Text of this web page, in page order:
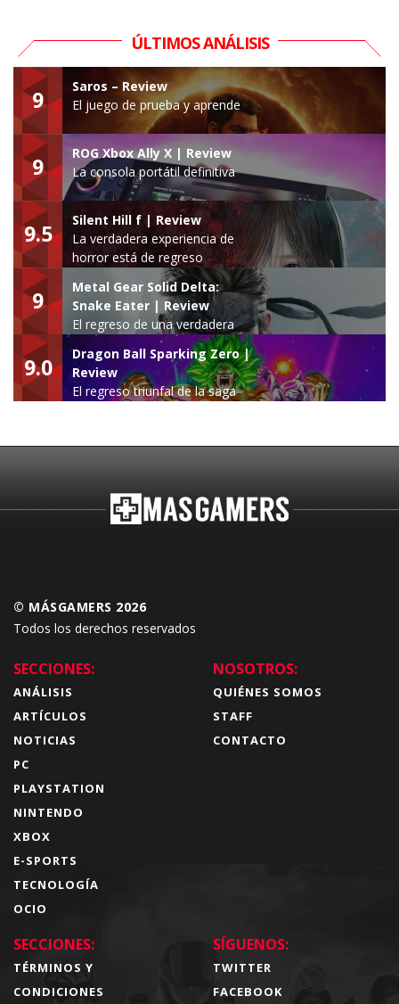
ÚLTIMOS ANÁLISIS
9
Saros – Review
El juego de prueba y aprende
9
ROG Xbox Ally X | Review
La consola portátil definitiva
9.5
Silent Hill f | Review
La verdadera experiencia de
horror está de regreso
9
Metal Gear Solid Delta:
Snake Eater | Review
El regreso de una verdadera
leyenda
9.0
Dragon Ball Sparking Zero |
Review
El regreso triunfal de la saga
© MÁSGAMERS 2026
Todos los derechos reservados
SECCIONES:
ANÁLISIS
ARTÍCULOS
NOTICIAS
PC
PLAYSTATION
NINTENDO
XBOX
E-SPORTS
TECNOLOGÍA
OCIO
NOSOTROS:
QUIÉNES SOMOS
STAFF
CONTACTO
SECCIONES:
TÉRMINOS Y
CONDICIONES
SÍGUENOS:
TWITTER
FACEBOOK